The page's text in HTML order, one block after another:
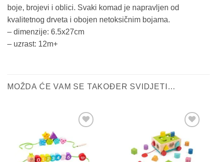
boje, brojevi i oblici. Svaki komad je napravljen od
kvalitetnog drveta i obojen netoksičnim bojama.
– dimenzije: 6.5x27cm
– uzrast: 12m+
MOŽDA ĆE VAM SE TAKOĐER SVIDJETI…
proizvod
Sačuvaj
proizvod